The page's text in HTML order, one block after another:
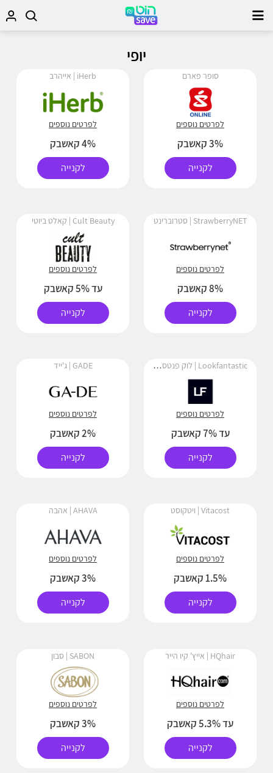
יופי
סופר פארם
לפרטים נוספים
3% קאשבק
לקנייה
iHerb | אייהרב
לפרטים נוספים
4% קאשבק
לקנייה
StrawberryNET | סטרוברינט
לפרטים נוספים
8% קאשבק
לקנייה
Cult Beauty | קאלט ביוטי
לפרטים נוספים
עד 5% קאשבק
לקנייה
Lookfantastic | לוק פנטסטיק
לפרטים נוספים
עד 7% קאשבק
לקנייה
GADE | ג'ייד
לפרטים נוספים
2% קאשבק
לקנייה
Vitacost | ויטקוסט
לפרטים נוספים
1.5% קאשבק
לקנייה
AHAVA | אהבה
לפרטים נוספים
3% קאשבק
לקנייה
HQhair | אייץ' קיו הייר
לפרטים נוספים
עד 5.3% קאשבק
לקנייה
SABON | סבון
לפרטים נוספים
3% קאשבק
לקנייה